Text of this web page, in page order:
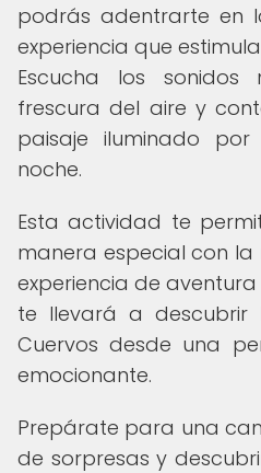
podrás adentrarte en
experiencia que
Escucha los sonidos
frescura del aire y
paisaje iluminado
noche.
Esta actividad te
manera especial con la
experiencia de
te llevará a
Cuervos desde una
emocionante.
Prepárate para una
de sorpresas y